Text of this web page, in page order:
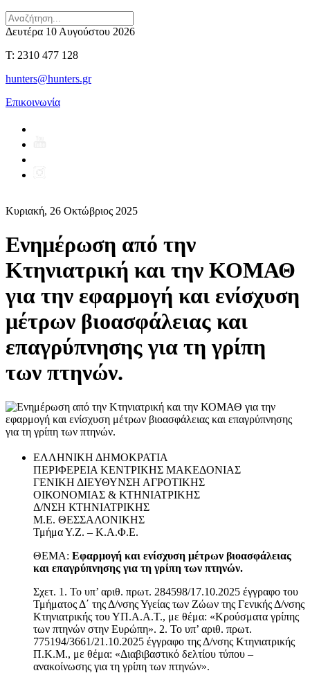
Δευτέρα 10 Αυγούστου 2026
T: 2310 477 128
hunters@hunters.gr
Επικοινωνία
Κυριακή, 26 Οκτώβριος 2025
Ενημέρωση από την
Κτηνιατρική και την ΚΟΜΑΘ
για την εφαρμογή και ενίσχυση
μέτρων βιοασφάλειας και
επαγρύπνησης για τη γρίπη
των πτηνών.
ΕΛΛΗΝΙΚΗ ΔΗΜΟΚΡΑΤΙΑ
ΠΕΡΙΦΕΡΕΙΑ ΚΕΝΤΡΙΚΗΣ ΜΑΚΕΔΟΝΙΑΣ
ΓΕΝΙΚΗ ΔΙΕΥΘΥΝΣΗ ΑΓΡΟΤΙΚΗΣ
ΟΙΚΟΝΟΜΙΑΣ & ΚΤΗΝΙΑΤΡΙΚΗΣ
Δ/ΝΣΗ ΚΤΗΝΙΑΤΡΙΚΗΣ
Μ.Ε. ΘΕΣΣΑΛΟΝΙΚΗΣ
Τμήμα Υ.Ζ. – Κ.Α.Φ.Ε.
ΘΕΜΑ: Εφαρμογή και ενίσχυση μέτρων βιοασφάλειας
και επαγρύπνησης για τη γρίπη των πτηνών.
Σχετ. 1. Το υπ’ αριθ. πρωτ. 284598/17.10.2025 έγγραφο του
Τμήματος Δ΄ της Δ/νσης Υγείας των Ζώων της Γενικής Δ/νσης
Κτηνιατρικής του ΥΠ.Α.Α.Τ., με θέμα: «Κρούσματα γρίπης
των πτηνών στην Ευρώπη». 2. Το υπ’ αριθ. πρωτ.
775194/3661/21.10.2025 έγγραφο της Δ/νσης Κτηνιατρικής
Π.Κ.Μ., με θέμα: «Διαβιβαστικό δελτίου τύπου –
ανακοίνωσης για τη γρίπη των πτηνών».